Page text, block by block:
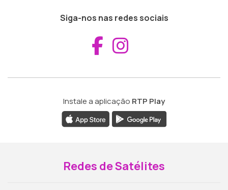
Siga-nos nas redes sociais
Aceder ao
Instale a aplicação RTP Play
Redes de Satélites